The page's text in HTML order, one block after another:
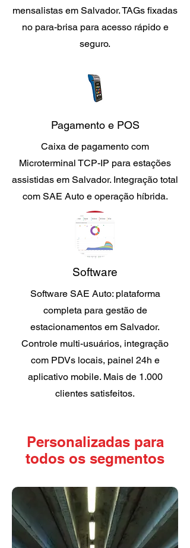
mensalistas em Salvador. TAGs fixadas
no para-brisa para acesso rápido e
seguro.
Pagamento e POS
Caixa de pagamento com
Microterminal TCP-IP para estações
assistidas em Salvador. Integração total
com SAE Auto e operação híbrida.
Software
Software SAE Auto: plataforma
completa para gestão de
estacionamentos em Salvador.
Controle multi-usuários, integração
com PDVs locais, painel 24h e
aplicativo mobile. Mais de 1.000
clientes satisfeitos.
Personalizadas para
todos os segmentos